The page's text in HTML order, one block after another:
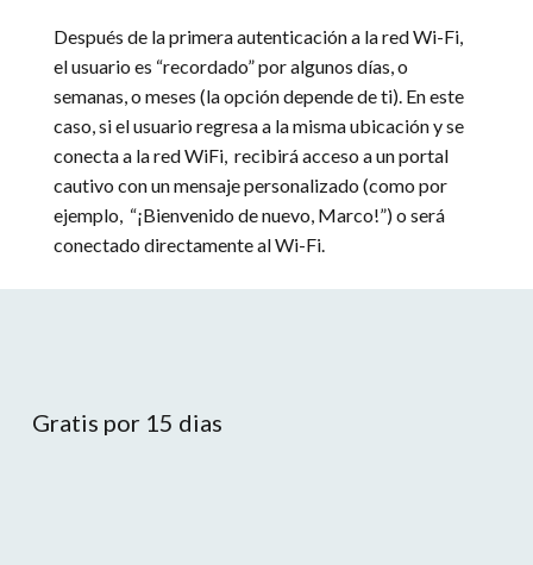
Después de la primera autenticación a la red Wi-Fi,
el usuario es “recordado” por algunos días, o
semanas, o meses (la opción depende de ti). En este
caso, si el usuario regresa a la misma ubicación y se
conecta a la red WiFi, recibirá acceso a un portal
cautivo con un mensaje personalizado (como por
ejemplo, “¡Bienvenido de nuevo, Marco!”) o será
conectado directamente al Wi-Fi.
Gratis por 15 dias